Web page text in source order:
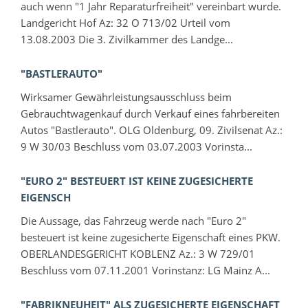
auch wenn "1 Jahr Reparaturfreiheit" vereinbart wurde.
Landgericht Hof Az: 32 O 713/02 Urteil vom
13.08.2003 Die 3. Zivilkammer des Landge...
"BASTLERAUTO"
Wirksamer Gewährleistungsausschluss beim
Gebrauchtwagenkauf durch Verkauf eines fahrbereiten
Autos "Bastlerauto". OLG Oldenburg, 09. Zivilsenat Az.:
9 W 30/03 Beschluss vom 03.07.2003 Vorinsta...
"EURO 2" BESTEUERT IST KEINE ZUGESICHERTE
EIGENSCH
Die Aussage, das Fahrzeug werde nach "Euro 2"
besteuert ist keine zugesicherte Eigenschaft eines PKW.
OBERLANDESGERICHT KOBLENZ Az.: 3 W 729/01
Beschluss vom 07.11.2001 Vorinstanz: LG Mainz A...
"FABRIKNEUHEIT" ALS ZUGESICHERTE EIGENSCHAFT